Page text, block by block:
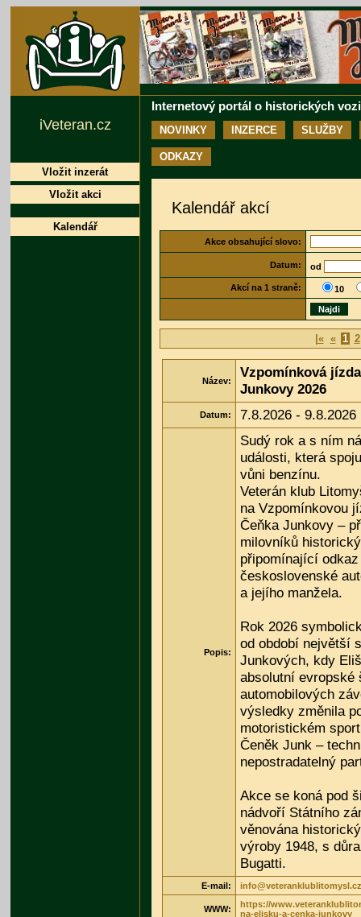
Internetový portál o historických
NOVINKY INZERCE SLUŽBY
ODKAZY
Kalendář akcí
Akce obsahující slovo:
Datum: od
Akcí na 1 straně: 10
Najdi
|« « 1 2
Název:
Vzpomínková
Junkovy 2026
Datum: 7.8.2026 - 9.8.2026
Popis:
Sudý rok a s ním
události, která
vůni benzínu.
Veterán klub
na Vzpomínkovou
Čeňka Junkovy –
milovníků
připomínající
československé
a jejího manžela.
Rok 2026
od období největší
Junkových, kdy
absolutní evropské
automobilových
výsledky změnila
motoristickém
Čeněk Junk –
nepostradatelný
Akce se koná pod
nádvoří Státního
věnována
výroby 1948, s
Bugatti.
E-mail: info@veteranklublitomysl.cz
WWW:
https://
na-elisku-a-cenka-junkovy
iVeteran.cz
Vložit inzerát
Vložit akci
Kalendář